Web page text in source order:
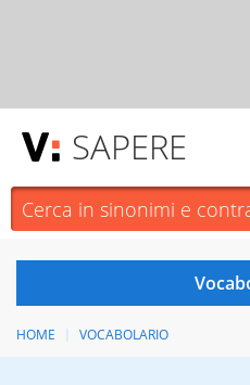
SAPERE
HOME VOCABOLARIO